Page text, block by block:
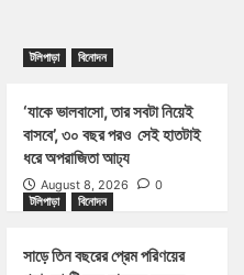
টলিপাড়া বিনোদন
‘যাকে ভালবাসো, তার সবটা নিয়েই
বাসবে’, ৩০ বছর পরও সেই হাতটাই
ধরে অপরাজিতা আঢ্য
August 8, 2026
0
টলিপাড়া বিনোদন
সাড়ে তিন বছরের প্রেম পরিণয়ের